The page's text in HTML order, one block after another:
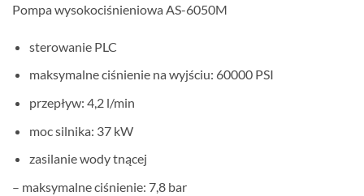
Pompa wysokociśnieniowa AS-6050M
sterowanie PLC
maksymalne ciśnienie na wyjściu: 60000 PSI
przepływ: 4,2 l/min
moc silnika: 37 kW
zasilanie wody tnącej
– maksymalne ciśnienie: 7,8 bar